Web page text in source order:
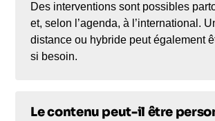
Des interventions sont possibles
et, selon l’agenda, à l’international.
distance ou hybride peut également
si besoin.
Le contenu peut-il être